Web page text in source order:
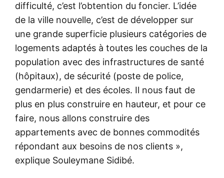
difficulté, c’est l’obtention du foncier. L’idée
de la ville nouvelle, c’est de développer sur
une grande superficie plusieurs catégories de
logements adaptés à toutes les couches de la
population avec des infrastructures de santé
(hôpitaux), de sécurité (poste de police,
gendarmerie) et des écoles. Il nous faut de
plus en plus construire en hauteur, et pour ce
faire, nous allons construire des
appartements avec de bonnes commodités
répondant aux besoins de nos clients »,
explique Souleymane Sidibé.